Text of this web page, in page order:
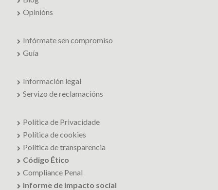
Opinións
Infórmate sen compromiso
Guía
Información legal
Servizo de reclamacións
Política de Privacidade
Política de cookies
Política de transparencia
Código Ético
Compliance Penal
Informe de impacto social